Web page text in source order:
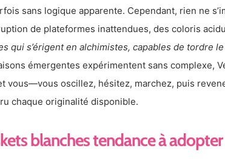
sans logique apparente. Cependant, rien ne
de plateformes inattendues, des coloris
qui s’érigent en alchimistes, capables de tordre
émergentes expérimentent sans complexe,
vous—vous oscillez, hésitez, marchez, puis
chaque originalité disponible.
blanches tendance à adopter